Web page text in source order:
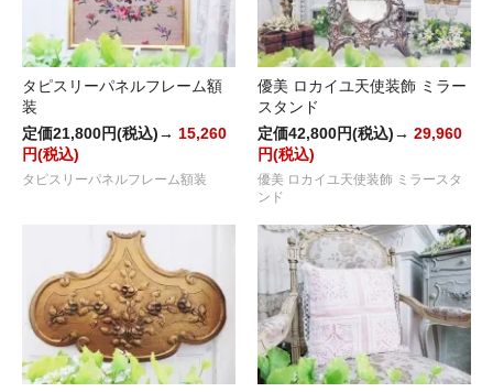
タピスリーパネルフレーム額
装
定価21,800円(税込)→ 15,260
円(税込)
タピスリーパネルフレーム額装
優美 ロカイユ天使装飾 ミラー
スタンド
定価42,800円(税込)→ 29,960
円(税込)
優美 ロカイユ天使装飾 ミラースタ
ンド